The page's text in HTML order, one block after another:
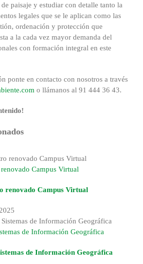
paisaje y estudiar con detalle tanto la
legales que se le aplican como las
ordenación y protección que
a la cada vez mayor demanda del
con formación integral en este
ponte en contacto con nosotros a través
o llámanos al 91 444 36 43.
Campus Virtual
renovado Campus Virtual
de Información Geográfica
de Información Geográfica